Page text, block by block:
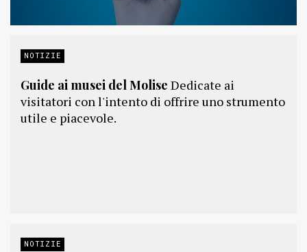
NOTIZIE
Guide ai musei del Molise Dedicate ai
visitatori con l'intento di offrire uno strumento
utile e piacevole.
NOTIZIE